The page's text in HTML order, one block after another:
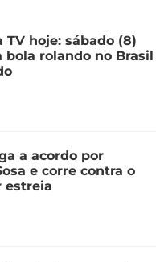
TV hoje: sábado (8)
rolando no Brasil
a acordo por
e corre contra o
estreia